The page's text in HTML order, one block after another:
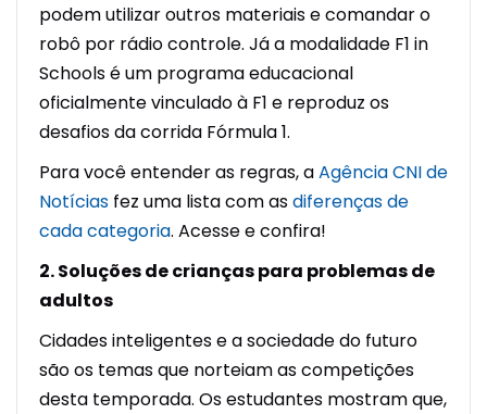
podem utilizar outros materiais e comandar o
robô por rádio controle. Já a modalidade F1 in
Schools é um programa educacional
oficialmente vinculado à F1 e reproduz os
desafios da corrida Fórmula 1.
Para você entender as regras, aAgência CNI de
Notícias fez uma lista com asdiferenças de
cada categoria. Acesse e confira!
2. Soluções de crianças para problemas de
adultos
Cidades inteligentes e a sociedade do futuro
são os temas que norteiam as competições
desta temporada. Os estudantes mostram que,